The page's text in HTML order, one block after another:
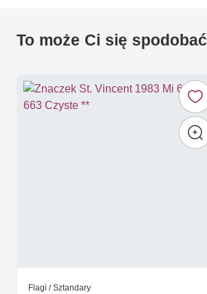
To może Ci się spodobać
Flagi / Sztandary